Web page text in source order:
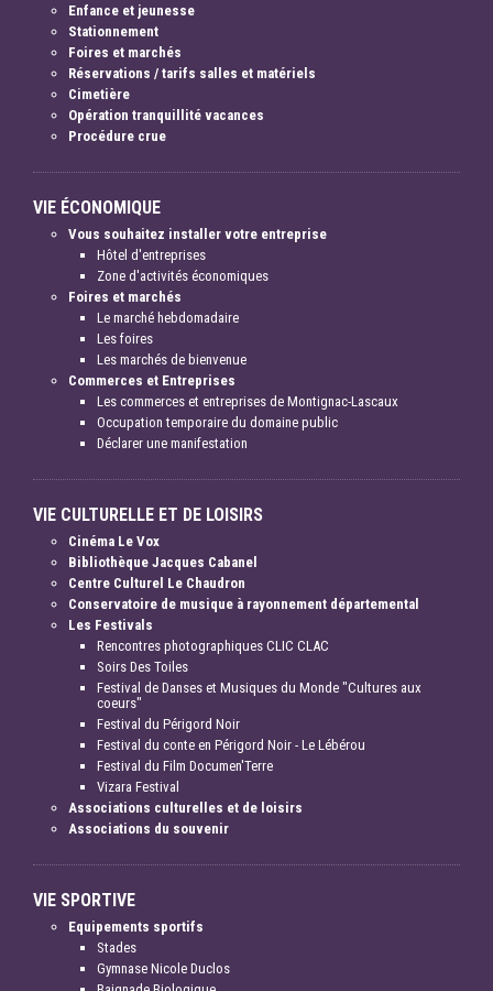
Enfance et jeunesse
Stationnement
Foires et marchés
Réservations / tarifs salles et matériels
Cimetière
Opération tranquillité vacances
Procédure crue
VIE ÉCONOMIQUE
Vous souhaitez installer votre entreprise
Hôtel d'entreprises
Zone d'activités économiques
Foires et marchés
Le marché hebdomadaire
Les foires
Les marchés de bienvenue
Commerces et Entreprises
Les commerces et entreprises de Montignac-Lascaux
Occupation temporaire du domaine public
Déclarer une manifestation
VIE CULTURELLE ET DE LOISIRS
Cinéma Le Vox
Bibliothèque Jacques Cabanel
Centre Culturel Le Chaudron
Conservatoire de musique à rayonnement départemental
Les Festivals
Rencontres photographiques CLIC CLAC
Soirs Des Toiles
Festival de Danses et Musiques du Monde "Cultures aux
coeurs"
Festival du Périgord Noir
Festival du conte en Périgord Noir - Le Lébérou
Festival du Film Documen'Terre
Vizara Festival
Associations culturelles et de loisirs
Associations du souvenir
VIE SPORTIVE
Equipements sportifs
Stades
Gymnase Nicole Duclos